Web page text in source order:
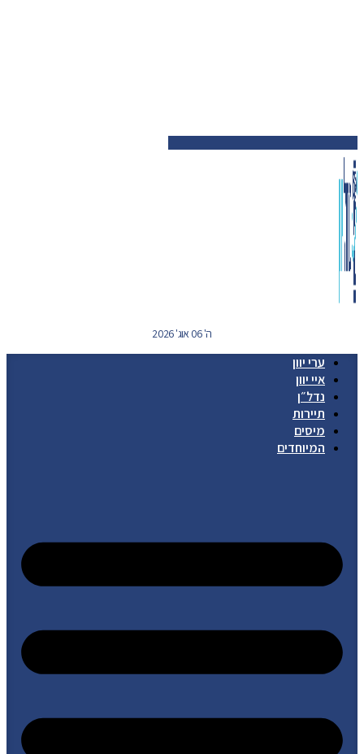
ה' 06 אוג' 2026
ערי יוון
איי יוון
נדל״ן
תיירות
מיסים
המיוחדים